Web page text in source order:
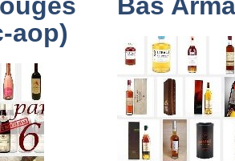
aop)
Bas